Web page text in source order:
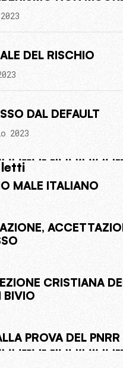
DEL RISCHIO
DAL DEFAULT
2023
letti
MALE ITALIANO
CRISTIANA
BIVIO
PROVA DEL PNRR